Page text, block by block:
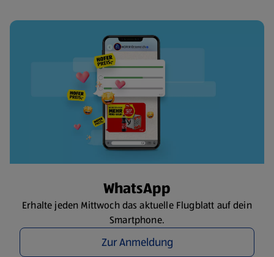
WhatsApp
Erhalte jeden Mittwoch das aktuelle Flugblatt auf dein
Smartphone.
Zur Anmeldung